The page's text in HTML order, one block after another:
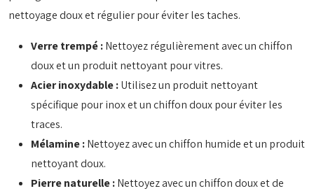
nettoyage doux et régulier pour éviter les taches.
Verre trempé :Nettoyez régulièrement avec un chiffon
doux et un produit nettoyant pour vitres.
Acier inoxydable :Utilisez un produit nettoyant
spécifique pour inox et un chiffon doux pour éviter les
traces.
Mélamine :Nettoyez avec un chiffon humide et un produit
nettoyant doux.
Pierre naturelle :Nettoyez avec un chiffon doux et de